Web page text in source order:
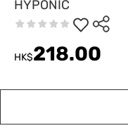
HYPONIC
HK$218.00